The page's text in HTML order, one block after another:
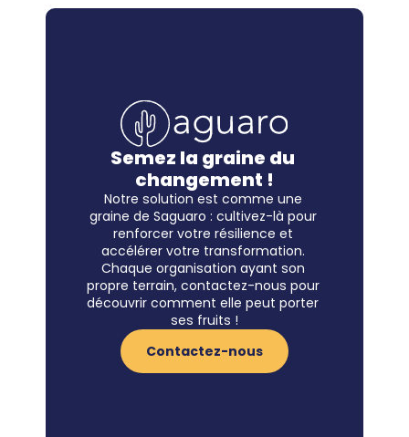
Semez la graine du
changement !
Notre solution est comme une
graine de Saguaro : cultivez-là pour
renforcer votre résilience et
accélérer votre transformation.
Chaque organisation ayant son
propre terrain, contactez-nous pour
découvrir comment elle peut porter
ses fruits !
Contactez-nous